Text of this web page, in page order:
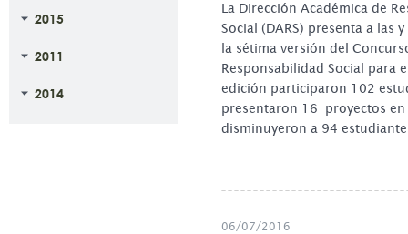
2015
2011
2014
La Dirección Académica de
Social (DARS) presenta a las
la sétima versión del
Responsabilidad Social para
edición participaron 102
presentaron 16 proyectos en
disminuyeron a 94
06/07/2016